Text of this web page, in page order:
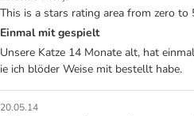
This is a stars rating area from zero to
Einmal mit gespielt
Unsere Katze 14 Monate alt, hat
ie ich blöder Weise mit bestellt habe.
20.05.14